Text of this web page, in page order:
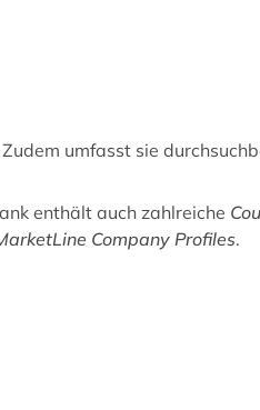
umfasst sie
enthält auch zahlreiche
Company Profiles.